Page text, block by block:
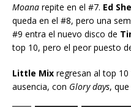
Moana repite en el #7. Ed
queda en el #8, pero una
#9 entra el nuevo disco de
top 10, pero el peor puesto
Little Mix regresan al top
ausencia, con Glory days,